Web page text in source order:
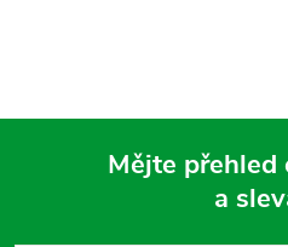
Mějte přehled
a